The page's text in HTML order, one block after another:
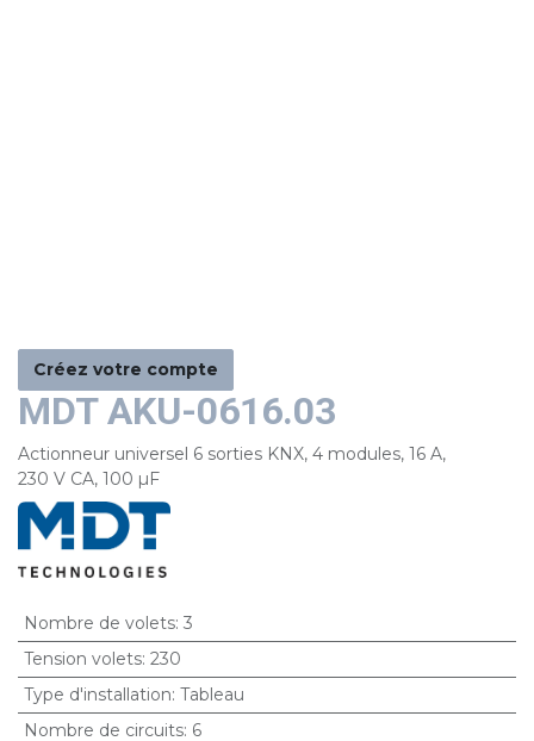
Créez votre compte
MDT AKU-0616.03
Actionneur universel 6 sorties KNX, 4 modules, 16 A,
230 V CA, 100 µF
Nombre de volets: 3
Tension volets: 230
Type d'installation: Tableau
Nombre de circuits: 6